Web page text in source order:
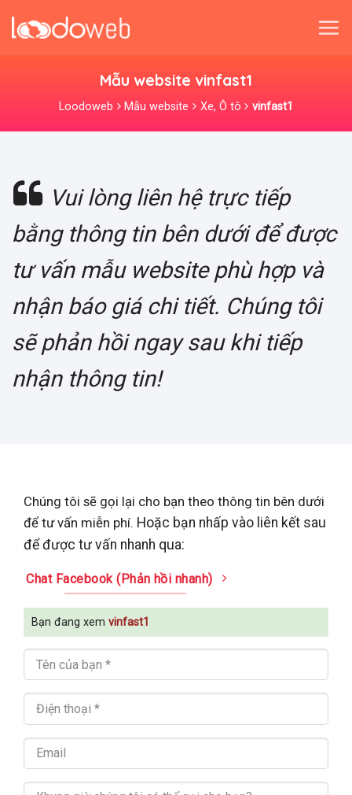
Mẫu website vinfast1
Loodoweb Mẫu website Xe, Ô tô vinfast1
Vui lòng liên hệ trực tiếp
bằng thông tin bên dưới để được
tư vấn mẫu website phù hợp và
nhận báo giá chi tiết. Chúng tôi
sẽ phản hồi ngay sau khi tiếp
nhận thông tin!
Chúng tôi sẽ gọi lại cho bạn theo thông tin bên dưới
để tư vấn miễn phí. Hoặc bạn nhấp vào liên kết sau
để được tư vấn nhanh qua:
Chat Facebook (Phản hồi nhanh)
Bạn đang xem vinfast1